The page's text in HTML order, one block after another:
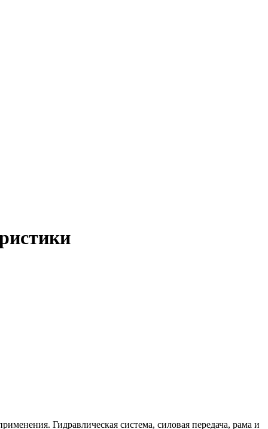
Гидравлическая система, силовая передача, рама и